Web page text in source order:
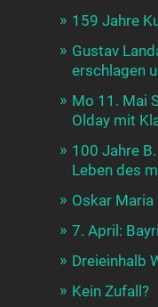
159 Jahre
Gustav
erschlagen
Mo 11. Mai
Olday mit
100 Jahre
Leben des
Oskar
7. April:
Dreieinhalb
Kein Zufall?